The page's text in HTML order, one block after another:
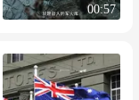
00:57